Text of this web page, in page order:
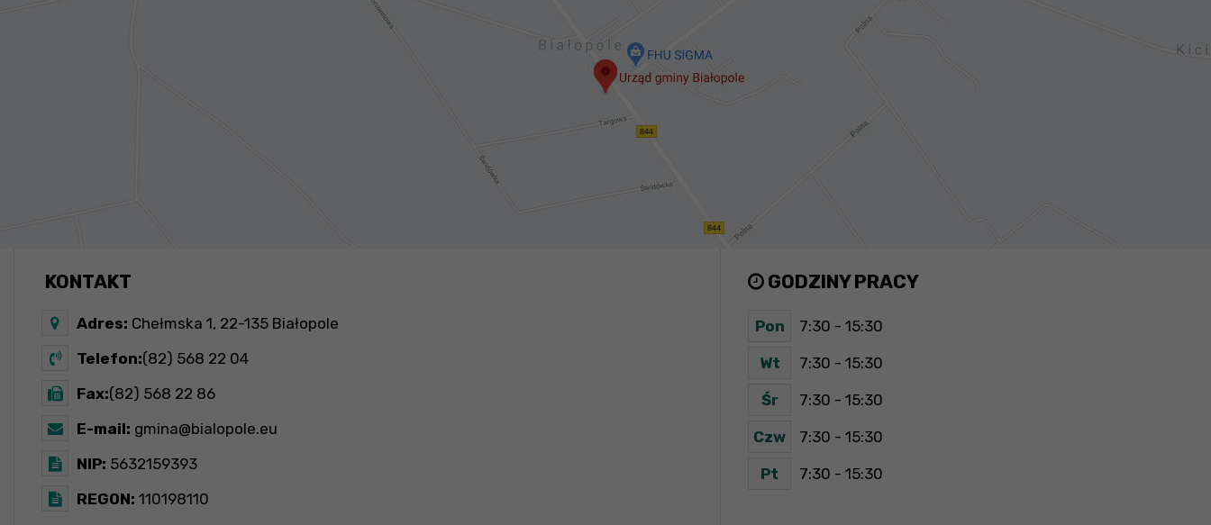
KONTAKT
Adres: Chełmska 1, 22-135 Białopole
Telefon:(82) 568 22 04
Fax:(82) 568 22 86
E-mail: gmina@bialopole.eu
NIP: 5632159393
REGON: 110198110
GODZINY PRACY
Pon 7:30 - 15:30
Wt 7:30 - 15:30
Śr 7:30 - 15:30
Czw 7:30 - 15:30
Pt 7:30 - 15:30